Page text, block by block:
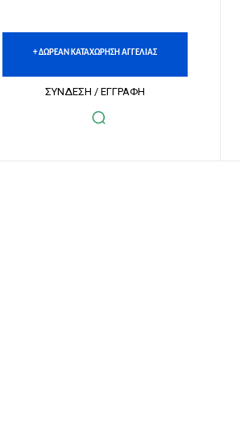
ΑΓΓΕΛΙΩΝ ΑΚΙΝΗΤΩΝ &
+ ΔΩΡΕΑΝ ΚΑΤΑΧΩΡΗΣΗ ΑΓΓΕΛΙΑΣ
ΣΥΝΔΕΣΗ / ΕΓΓΡΑΦΗ